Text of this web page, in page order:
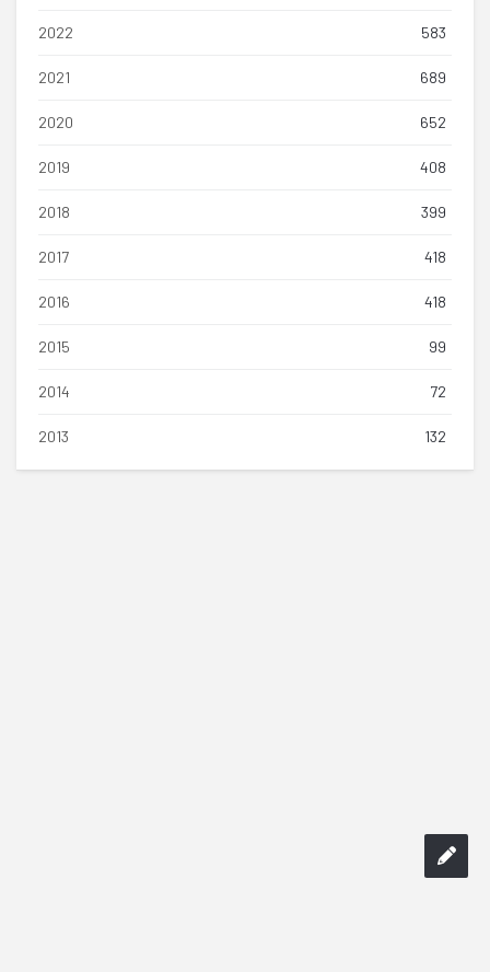
2022 583
2021 689
2020 652
2019 408
2018 399
2017 418
2016 418
2015 99
2014 72
2013 132